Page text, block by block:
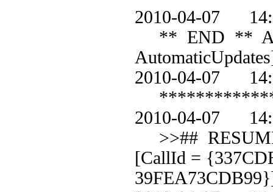
2010-04-07
** END **
2010-04-07
2010-04-07
>>##
[CallId =